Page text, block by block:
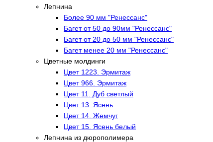
Лепнина
Более 90 мм "Ренессанс"
Багет от 50 до 90мм "Ренессанс"
Багет от 20 до 50 мм "Ренессанс"
Багет менее 20 мм "Ренессанс"
Цветные молдинги
Цвет 1223. Эрмитаж
Цвет 966. Эрмитаж
Цвет 11. Дуб светлый
Цвет 13. Ясень
Цвет 14. Жемчуг
Цвет 15. Ясень белый
Лепнина из дюрополимера